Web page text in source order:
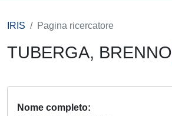
IRIS Pagina ricercatore
TUBERGA, BRENNO
Nome completo